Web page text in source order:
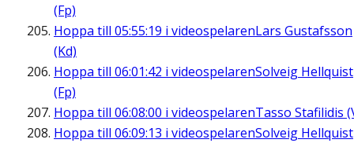
(Fp)
Hoppa till 05:55:19 i videospelarenLars Gustafsson
(Kd)
Hoppa till 06:01:42 i videospelarenSolveig Hellquist
(Fp)
Hoppa till 06:08:00 i videospelarenTasso Stafilidis
Hoppa till 06:09:13 i videospelarenSolveig Hellquist